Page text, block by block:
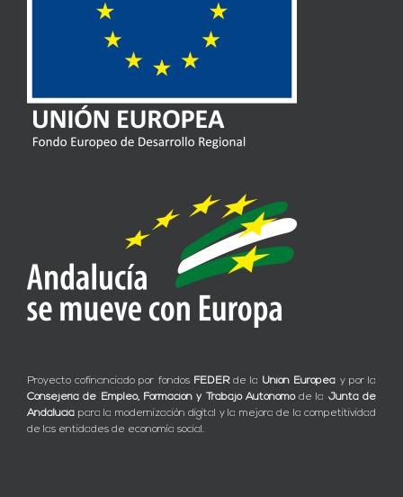
Proyecto cofinanciado por fondos FEDERde la Unión Europea y por la
Consejería de Empleo, Formación y Trabajo Autónomode la Junta de
Andalucía para la modernización digital y la mejora de la competitividad
de las entidades de economía social.